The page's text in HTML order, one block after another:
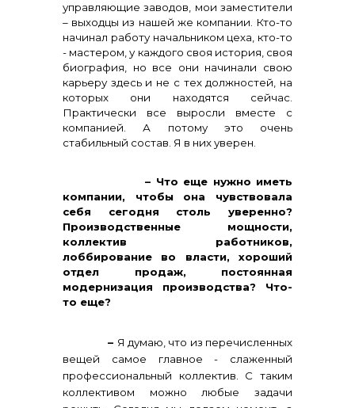
управляющие заводов, мои заместители
– выходцы из нашей же компании. Кто-то
начинал работу начальником цеха, кто-то
- мастером, у каждого своя история, своя
биография, но все они начинали свою
карьеру здесь и не с тех должностей, на
которых они находятся сейчас.
Практически все выросли вместе с
компанией. А потому это очень
стабильный состав. Я в них уверен.
– Что еще нужно иметь
компании, чтобы она чувствовала
себя сегодня столь уверенно?
Производственные мощности,
коллектив работников,
лоббирование во власти, хороший
отдел продаж, постоянная
модернизация производства? Что-
то еще?
– Я думаю, что из перечисленных
вещей самое главное - слаженный
профессиональный коллектив. С таким
коллективом можно любые задачи